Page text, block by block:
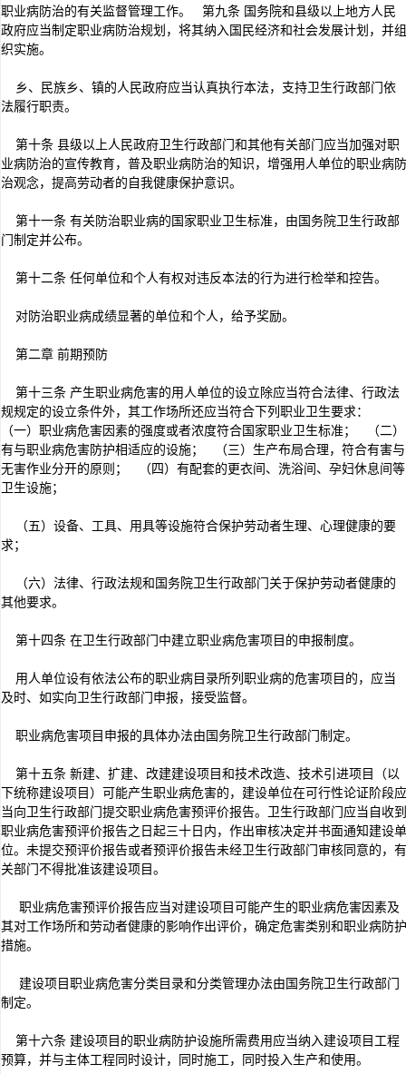
职业病防治的有关监督管理工作。 第九条 国务院和县级以上地方人民
政府应当制定职业病防治规划，将其纳入国民经济和社会发展计划，并组
织实施。
乡、民族乡、镇的人民政府应当认真执行本法，支持卫生行政部门依
法履行职责。
第十条 县级以上人民政府卫生行政部门和其他有关部门应当加强对职
业病防治的宣传教育，普及职业病防治的知识，增强用人单位的职业病防
治观念，提高劳动者的自我健康保护意识。
第十一条 有关防治职业病的国家职业卫生标准，由国务院卫生行政部
门制定并公布。
第十二条 任何单位和个人有权对违反本法的行为进行检举和控告。
对防治职业病成绩显著的单位和个人，给予奖励。
第二章 前期预防
第十三条 产生职业病危害的用人单位的设立除应当符合法律、行政法
规规定的设立条件外，其工作场所还应当符合下列职业卫生要求：
（一）职业病危害因素的强度或者浓度符合国家职业卫生标准； （二）
有与职业病危害防护相适应的设施； （三）生产布局合理，符合有害与
无害作业分开的原则； （四）有配套的更衣间、洗浴间、孕妇休息间等
卫生设施；
（五）设备、工具、用具等设施符合保护劳动者生理、心理健康的要
求；
（六）法律、行政法规和国务院卫生行政部门关于保护劳动者健康的
其他要求。
第十四条 在卫生行政部门中建立职业病危害项目的申报制度。
用人单位设有依法公布的职业病目录所列职业病的危害项目的，应当
及时、如实向卫生行政部门申报，接受监督。
职业病危害项目申报的具体办法由国务院卫生行政部门制定。
第十五条 新建、扩建、改建建设项目和技术改造、技术引进项目（以
下统称建设项目）可能产生职业病危害的，建设单位在可行性论证阶段应
当向卫生行政部门提交职业病危害预评价报告。卫生行政部门应当自收到
职业病危害预评价报告之日起三十日内，作出审核决定并书面通知建设单
位。未提交预评价报告或者预评价报告未经卫生行政部门审核同意的，有
关部门不得批准该建设项目。
职业病危害预评价报告应当对建设项目可能产生的职业病危害因素及
其对工作场所和劳动者健康的影响作出评价，确定危害类别和职业病防护
措施。
建设项目职业病危害分类目录和分类管理办法由国务院卫生行政部门
制定。
第十六条 建设项目的职业病防护设施所需费用应当纳入建设项目工程
预算，并与主体工程同时设计，同时施工，同时投入生产和使用。